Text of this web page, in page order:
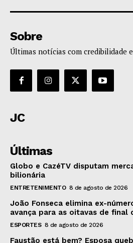
Sobre
Últimas notícias com credibilidade
JC
Últimas
Globo e CazéTV disputam
bilionária
ENTRETENIMENTO 8 de agosto de 2026
João Fonseca elimina ex-
avança para as oitavas de final
ESPORTES 8 de agosto de 2026
Faustão está bem? Esposa